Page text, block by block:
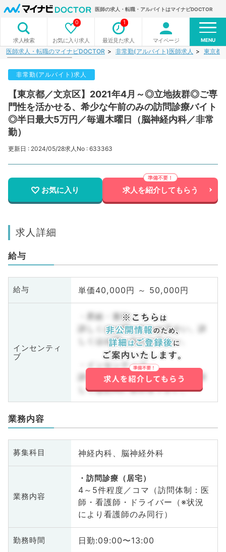
医師の求人・転職・アルバイトはマイナビDOCTOR
求人検索 お気に入り求人
0
最近見た求人
1
マイページ MENU
医師求人・転職のマイナビDOCTOR 非常勤(アルバイト)医師求人 東京都
非常勤(アルバイト)求人
【東京都／文京区】2021年4月～◎立地抜群◎ご専
門性を活かせる、希少な午前のみの訪問診療バイト
◎半日最大5万円／毎週木曜日（脳神経内科／非常
勤）
更新日 : 2024/05/28求人No : 633363
お気に入り 求人を紹介してもらう
求人詳細
給与
給与 単価40,000円 ～ 50,000円
インセンティ
ブ
・昇給・賞与
詳しくはお問い合わせ下さい。詳
しくはお問い合わせ下さい。
・インセンティブ
詳しくはお問い合わせ下さい。詳
しくはお問い合わせ下さい。
業務内容
募集科目 神経内科、脳神経外科
業務内容
訪問診療（居宅）
4～5件程度／コマ（訪問体制：医
師・看護師・ドライバー（※状況
により看護師のみ同行）
勤務時間 日勤:09:00〜13:00